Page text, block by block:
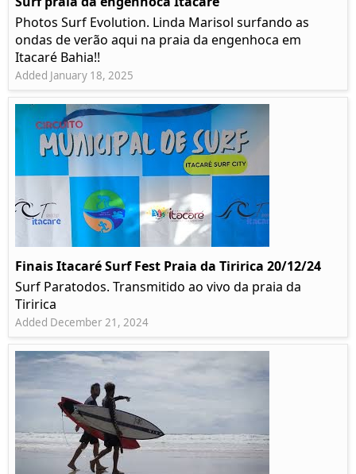
Photos Surf Evolution. Linda Marisol surfando as
ondas de verão aqui na praia da engenhoca em
Itacaré Bahia!!
Added January 18, 2025
Finais Itacaré Surf Fest Praia da Tiririca 20/12/24
Surf Paratodos. Transmitido ao vivo da praia da
Tiririca
Added December 21, 2024